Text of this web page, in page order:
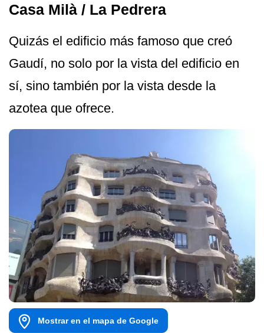
Casa Milà / La Pedrera
Quizás el edificio más famoso que creó
Gaudí, no solo por la vista del edificio en
sí, sino también por la vista desde la
azotea que ofrece.
Mostrar en el mapa de Google